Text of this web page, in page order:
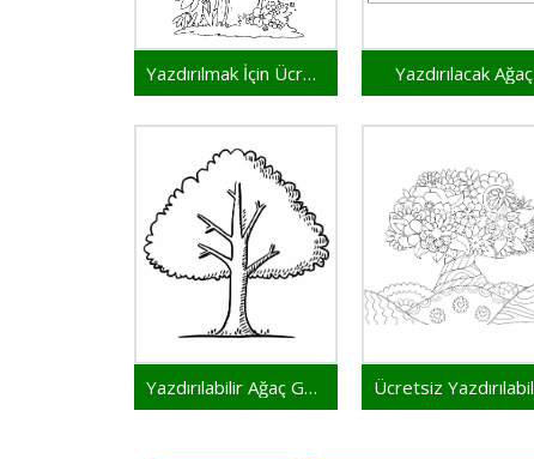
Yazdırılmak İçin Ücretsiz Ağaç Yazdırılacak Ağaç
Yazdırılabilir Ağaç Görseli